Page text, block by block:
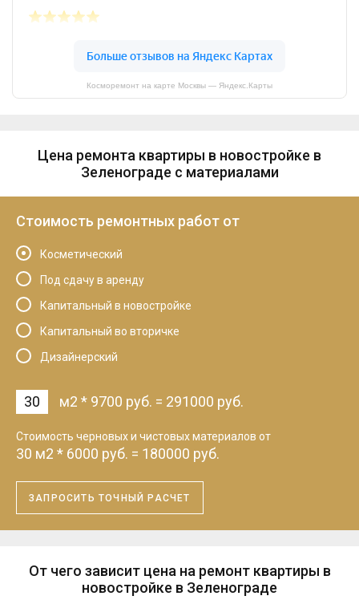
Косморемонт на карте Москвы — Яндекс.Карты
Цена ремонта квартиры в новостройке в
Зеленограде с материалами
Стоимость ремонтных работ от
Косметический
Под сдачу в аренду
Капитальный в новостройке
Капитальный во вторичке
Дизайнерский
м2 * 9700 руб. = 291000 руб.
Cтоимость черновых и чистовых материалов от
30 м2 * 6000 руб. = 180000 руб.
ЗАПРОСИТЬ ТОЧНЫЙ РАСЧЕТ
От чего зависит цена на ремонт квартиры в
новостройке в Зеленограде